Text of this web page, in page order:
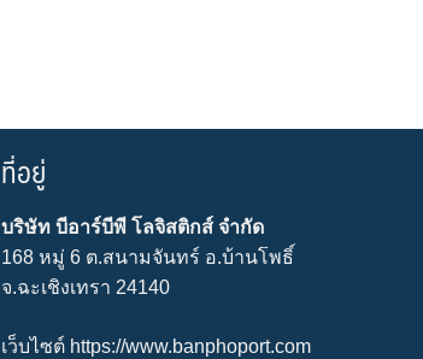
ที่อยู่
บริษัท บีอาร์บีพี โลจิสติกส์ จำกัด
168 หมู่ 6 ต.สนามจันทร์ อ.บ้านโพธิ์
จ.ฉะเชิงเทรา 24140
เว็บไซต์ https://www.banphoport.com